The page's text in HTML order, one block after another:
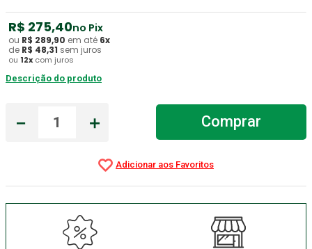
R$ 275,40no Pix
ou R$ 289,90 em até 6x
de R$ 48,31 sem juros
ou 12x com juros
Descrição do produto
＋
－ Comprar
4º Estetoscopio Littmann
5 º Aparelho Pressão
6º Littmann
7º Absorvente Geriatrico